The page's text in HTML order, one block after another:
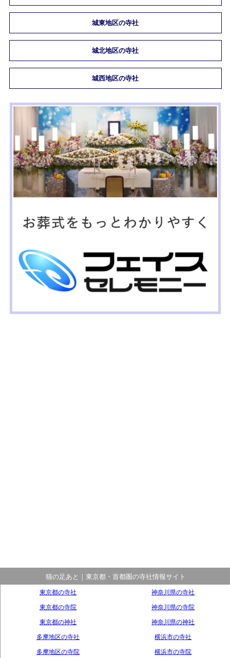
城東地区の寺社
城北地区の寺社
城西地区の寺社
猫の足あと｜東京都・首都圏の寺社情報サイト
東京都の寺社
東京都の寺院
東京都の神社
多摩地区の寺社
多摩地区の寺院
神奈川県の寺社
神奈川県の寺院
神奈川県の神社
横浜市の寺社
横浜市の寺院